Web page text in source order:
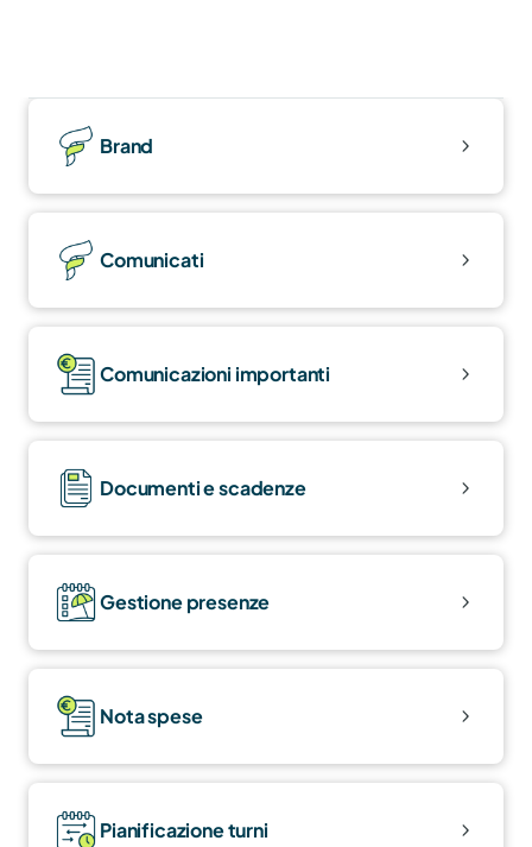
Brand
Comunicati
Comunicazioni importanti
Documenti e scadenze
Gestione presenze
Nota spese
Pianificazione turni